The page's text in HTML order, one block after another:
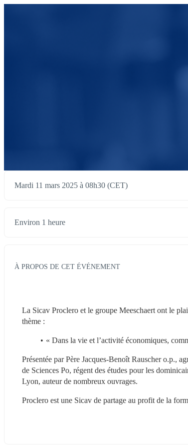
Mardi 11 mars 2025 à 08h30 (CET)
Environ 1 heure
À PROPOS DE CET ÉVÉNEMENT
La Sicav Proclero et le groupe Meeschaert ont le
thème :
« Dans la vie et l’activité économiques,
Présentée par Père Jacques-Benoît Rauscher o.p.,
de Sciences Po, régent des études pour les
Lyon, auteur de nombreux ouvrages.
Proclero est une Sicav de partage au profit de la